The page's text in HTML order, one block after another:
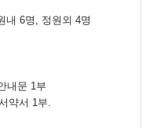
내 6명, 정원외 4명
내문 1부
약서 1부.